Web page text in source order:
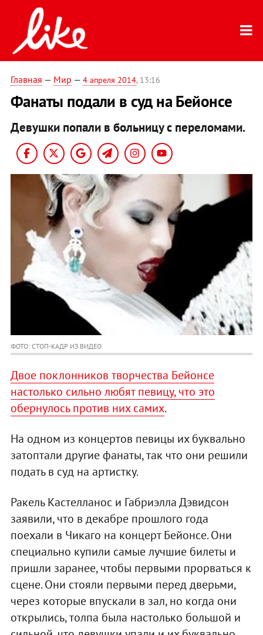
Главная — Мир — 4 апреля 2014, 13:16
Фанаты подали в суд на Бейонсе
Девушки попали в больницу с переломами.
ФОТО: СТОП-КАДР ИЗ ВИДЕО
Двое поклонников творчества Бейонсе
настолько сильно любят певицу, что это
обернулось против них самих.
На одном из концертов певицы их буквально
затоптали другие фанаты, так что они решили
подать в суд на артистку.
Ракель Кастелланос и Габриэлла Дэвидсон
заявили, что в декабре прошлого года
поехали в Чикаго на концерт Бейонсе. Они
специально купили самые лучшие билеты и
пришли заранее, чтобы первыми прорваться к
сцене. Они стояли первыми перед дверьми,
через которые впускали в зал, но когда они
открылись, толпа была настолько большой и